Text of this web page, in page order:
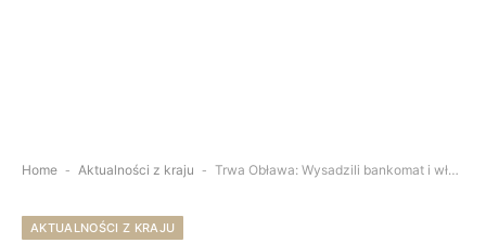
Home - Aktualności z kraju - Trwa Obława: Wysadzili bankomat i włamali się do banku
AKTUALNOŚCI Z KRAJU